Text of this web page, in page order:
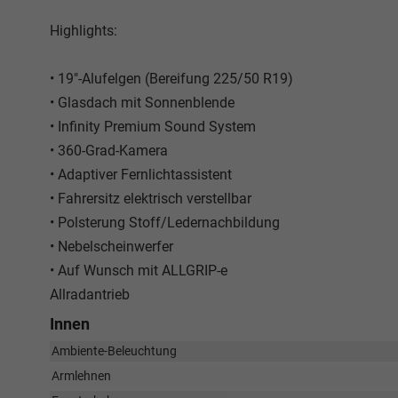
Highlights:
• 19"-Alufelgen (Bereifung 225/50 R19)
• Glasdach mit Sonnenblende
• Infinity Premium Sound System
• 360-Grad-Kamera
• Adaptiver Fernlichtassistent
• Fahrersitz elektrisch verstellbar
• Polsterung Stoff/Ledernachbildung
• Nebelscheinwerfer
• Auf Wunsch mit ALLGRIP-e
Allradantrieb
Innen
Ambiente-Beleuchtung
Armlehnen